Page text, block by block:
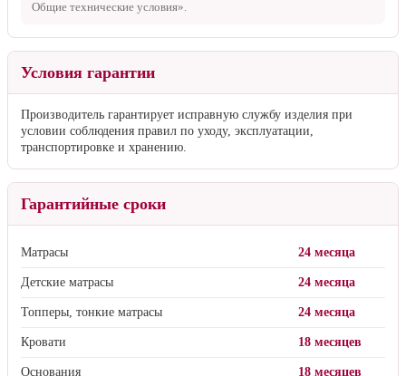
Общие технические условия».
Условия гарантии
Производитель гарантирует исправную службу изделия при
условии соблюдения правил по уходу, эксплуатации,
транспортировке и хранению.
Гарантийные сроки
Матрасы 24 месяца
Детские матрасы 24 месяца
Топперы, тонкие матрасы 24 месяца
Кровати 18 месяцев
Основания 18 месяцев